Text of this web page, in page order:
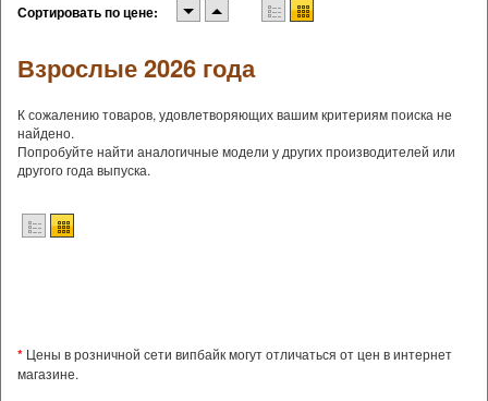
Сортировать по цене:
Взрослые 2026 года
К сожалению товаров, удовлетворяющих вашим критериям поиска не
найдено.
Попробуйте найти аналогичные модели у других производителей или
другого года выпуска.
* Цены в розничной сети випбайк могут отличаться от цен в интернет
магазине.